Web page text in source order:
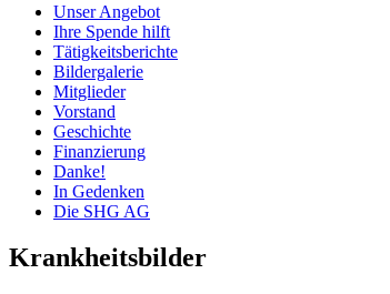
Unser Angebot
Ihre Spende hilft
Tätigkeitsberichte
Bildergalerie
Mitglieder
Vorstand
Geschichte
Finanzierung
Danke!
In Gedenken
Die SHG AG
Krankheitsbilder